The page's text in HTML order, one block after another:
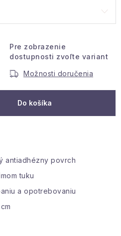
Pre zobrazenie
dostupnosti zvoľte variant
Možnosti doručenia
Do košíka
antiadhézny povrch
tuku
a opotrebovaniu